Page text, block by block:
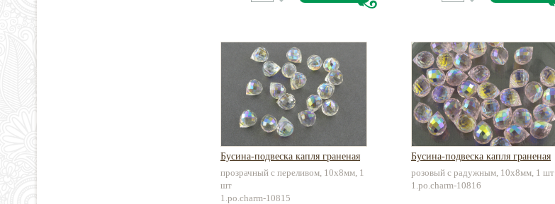
Бусина-подвеска капля граненая
прозрачный с переливом, 10х8мм, 1
шт
1.po.charm-10815
Бусина-подвеска капля граненая
розовый с радужным, 10х8мм, 1 шт
1.po.charm-10816